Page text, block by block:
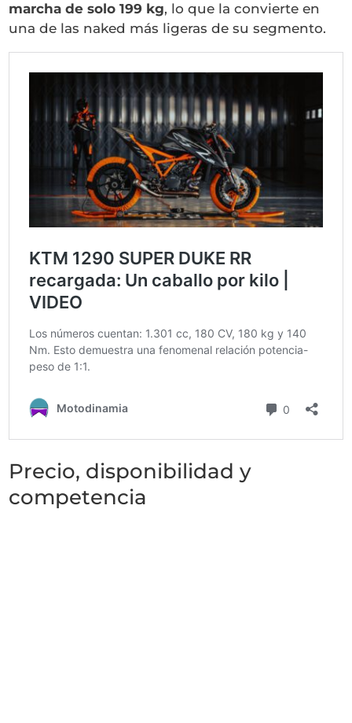
marcha de solo 199 kg, lo que la convierte en
una de las naked más ligeras de su segmento.
Precio, disponibilidad y
competencia